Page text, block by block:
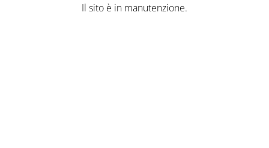
Il sito è in manutenzione.